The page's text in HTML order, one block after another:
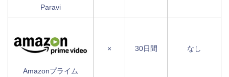
Paravi
Amazonプライム
× 30日間 なし